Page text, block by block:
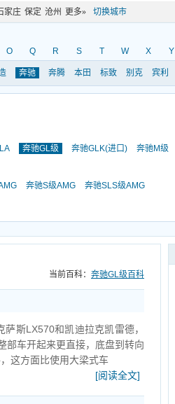
家庄 保定 沧州 更多» 切换城市
O Q R S T W X Y
奔驰 奔腾 本田 标致 别克 宾利
奔驰GL级 奔驰GLK(进口) 奔驰M级
奔驰S级AMG 奔驰SLS级AMG
当前百科： 奔驰GL级百科
斯LX570和凯迪拉克凯雷德，
部车开起来更直接，底盘到转向
这方面比使用大梁式车
[阅读全文]